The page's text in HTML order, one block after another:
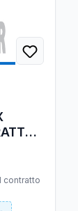
contratto